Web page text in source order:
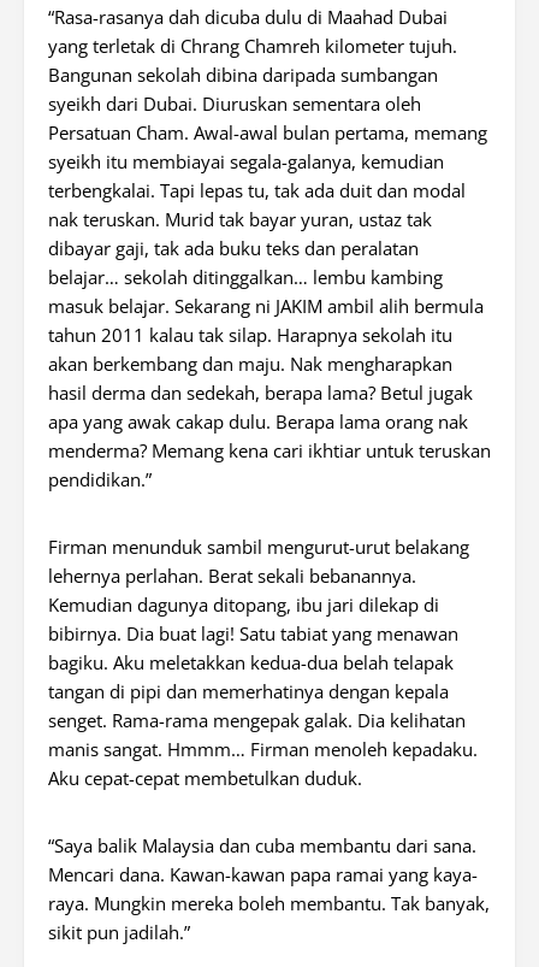
“Rasa-rasanya dah dicuba dulu di Maahad Dubai
yang terletak di Chrang Chamreh kilometer tujuh.
Bangunan sekolah dibina daripada sumbangan
syeikh dari Dubai. Diuruskan sementara oleh
Persatuan Cham. Awal-awal bulan pertama, memang
syeikh itu membiayai segala-galanya, kemudian
terbengkalai. Tapi lepas tu, tak ada duit dan modal
nak teruskan. Murid tak bayar yuran, ustaz tak
dibayar gaji, tak ada buku teks dan peralatan
belajar… sekolah ditinggalkan… lembu kambing
masuk belajar. Sekarang ni JAKIM ambil alih bermula
tahun 2011 kalau tak silap. Harapnya sekolah itu
akan berkembang dan maju. Nak mengharapkan
hasil derma dan sedekah, berapa lama? Betul jugak
apa yang awak cakap dulu. Berapa lama orang nak
menderma? Memang kena cari ikhtiar untuk teruskan
pendidikan.”
Firman menunduk sambil mengurut-urut belakang
lehernya perlahan. Berat sekali bebanannya.
Kemudian dagunya ditopang, ibu jari dilekap di
bibirnya. Dia buat lagi! Satu tabiat yang menawan
bagiku. Aku meletakkan kedua-dua belah telapak
tangan di pipi dan memerhatinya dengan kepala
senget. Rama-rama mengepak galak. Dia kelihatan
manis sangat. Hmmm… Firman menoleh kepadaku.
Aku cepat-cepat membetulkan duduk.
“Saya balik Malaysia dan cuba membantu dari sana.
Mencari dana. Kawan-kawan papa ramai yang kaya-
raya. Mungkin mereka boleh membantu. Tak banyak,
sikit pun jadilah.”